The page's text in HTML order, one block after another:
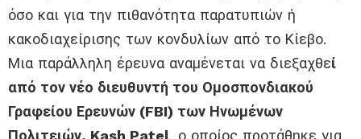
όσο και για την πιθανότητα παρατυπιών ή
κακοδιαχείρισης των κονδυλίων από το Κίεβο.
Μια παράλληλη έρευνα αναμένεται να διεξαχθεί
από τον νέο διευθυντή του Ομοσπονδιακού
Γραφείου Ερευνών (FBI) των Ηνωμένων